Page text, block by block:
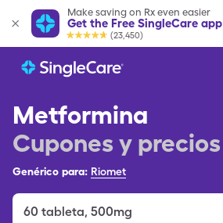
Make saving on Rx even easier
Get the Free SingleCare app
(23,450)
Metformina
Cupones y precios
Genérico para: Riomet
60 tableta, 500mg